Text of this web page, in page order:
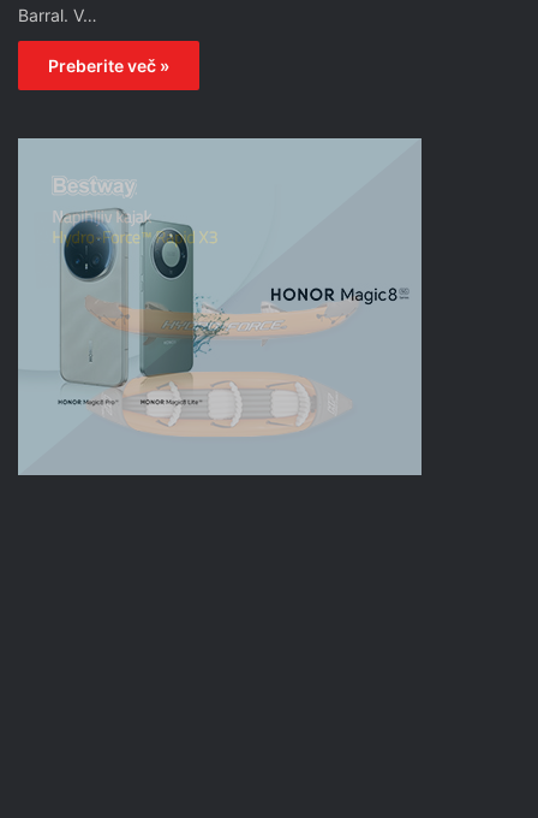
Barral. V…
Preberite več »